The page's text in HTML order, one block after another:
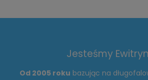
Jesteśmy
Od 2005 roku bazując na